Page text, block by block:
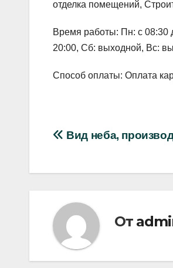
отделка помещений,
Время работы: Пн: с 08:30
20:00, Сб: выходной, Вс:
Способ оплаты: Оплата
Навигация
Вид неба,
От